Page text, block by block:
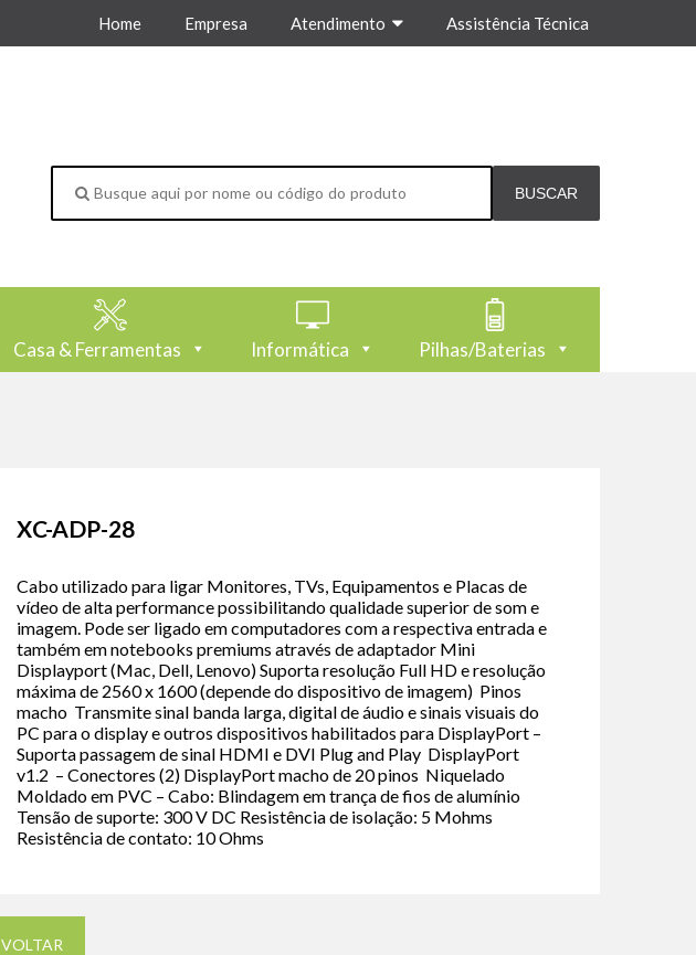
Home Empresa Atendimento Assistência Técnica
Casa & Ferramentas Informática Pilhas/Baterias
XC-ADP-28
Cabo utilizado para ligar Monitores, TVs, Equipamentos e Placas de
vídeo de alta performance possibilitando qualidade superior de som e
imagem. Pode ser ligado em computadores com a respectiva entrada e
também em notebooks premiums através de adaptador Mini
Displayport (Mac, Dell, Lenovo) Suporta resolução Full HD e resolução
máxima de 2560 x 1600 (depende do dispositivo de imagem) Pinos
macho Transmite sinal banda larga, digital de áudio e sinais visuais do
PC para o display e outros dispositivos habilitados para DisplayPort –
Suporta passagem de sinal HDMI e DVI Plug and Play DisplayPort
v1.2 – Conectores (2) DisplayPort macho de 20 pinos Niquelado
Moldado em PVC – Cabo: Blindagem em trança de fios de alumínio
Tensão de suporte: 300 V DC Resistência de isolação: 5 Mohms
Resistência de contato: 10 Ohms
VOLTAR